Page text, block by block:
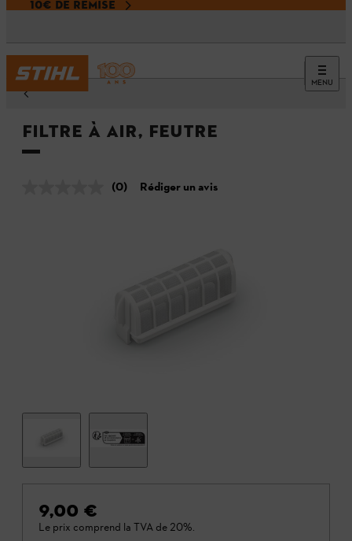
10€ DE REMISE
MENU
Filtre à air, feutre
(0) Rédiger un avis
9,00 €
Le prix comprend la TVA de 20%.